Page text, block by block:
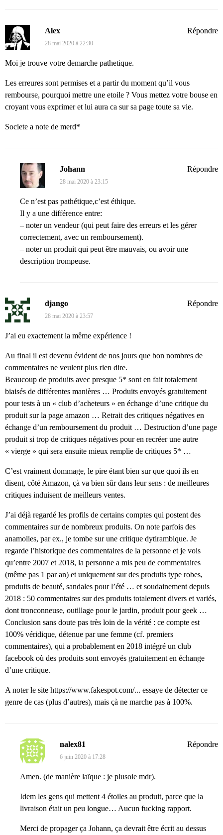
Alex
28 mai 2020 à 22:30
Moi je trouve votre demarche pathetique.
Les erreures sont permises et a partir du moment qu’il vous
rembourse, pourquoi mettre une etoile ? Vous mettez votre bouse en
croyant vous exprimer et lui aura ca sur sa page toute sa vie.
Societe a note de merd*
Répondre
Johann
28 mai 2020 à 23:15
Ce n’est pas pathétique,c’est éthique.
Il y a une différence entre:
– noter un vendeur (qui peut faire des erreurs et les gérer
correctement, avec un remboursement).
– noter un produit qui peut être mauvais, ou avoir une
description trompeuse.
Répondre
django
28 mai 2020 à 23:57
J’ai eu exactement la même expérience !
Au final il est devenu évident de nos jours que bon nombres de
commentaires ne veulent plus rien dire.
Beaucoup de produits avec presque 5* sont en fait totalement
biaisés de différentes manières … Produits envoyés gratuitement
pour tests à un « club d’acheteurs » en échange d’une critique du
produit sur la page amazon … Retrait des critiques négatives en
échange d’un remboursement du produit … Destruction d’une page
produit si trop de critiques négatives pour en recréer une autre
« vierge » qui sera ensuite mieux remplie de critiques 5* …
C’est vraiment dommage, le pire étant bien sur que quoi ils en
disent, côté Amazon, çà va bien sûr dans leur sens : de meilleures
critiques induisent de meilleurs ventes.
J’ai déjà regardé les profils de certains comptes qui postent des
commentaires sur de nombreux produits. On note parfois des
anamolies, par ex., je tombe sur une critique dytirambique. Je
regarde l’historique des commentaires de la personne et je vois
qu’entre 2007 et 2018, la personne a mis peu de commentaires
(même pas 1 par an) et uniquement sur des produits type robes,
produits de beauté, sandales pour l’été … et soudainement depuis
2018 : 50 commentaires sur des produits totalement divers et variés,
dont tronconneuse, outillage pour le jardin, produit pour geek …
Conclusion sans doute pas très loin de la vérité : ce compte est
100% véridique, détenue par une femme (cf. premiers
commentaires), qui a probablement en 2018 intégré un club
facebook où des produits sont envoyés gratuitement en échange
d’une critique.
A noter le site https://www.fakespot.com/... essaye de détecter ce
genre de cas (plus d’autres), mais çà ne marche pas à 100%.
Répondre
nalex81
6 juin 2020 à 17:28
Amen. (de manière laïque : je plusoie mdr).
Idem les gens qui mettent 4 étoiles au produit, parce que la
livraison était un peu longue… Aucun fucking rapport.
Merci de propager ça Johann, ça devrait être écrit au dessus
Répondre